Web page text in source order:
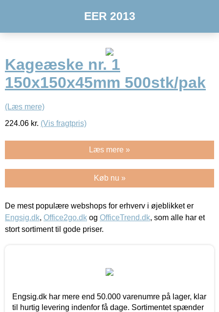
EER 2013
Kageæske nr. 1
150x150x45mm 500stk/pak
(Læs mere)
224.06 kr. (Vis fragtpris)
Læs mere »
Køb nu »
De mest populære webshops for erhverv i øjeblikket er
Engsig.dk, Office2go.dk og OfficeTrend.dk, som alle har et
stort sortiment til gode priser.
Engsig.dk har mere end 50.000 varenumre på lager, klar
til hurtig levering indenfor få dage. Sortimentet spænder